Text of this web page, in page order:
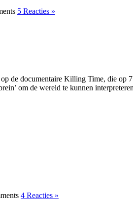
5 Reacties »
de documentaire Killing Time, die
om de wereld te kunnen
4 Reacties »